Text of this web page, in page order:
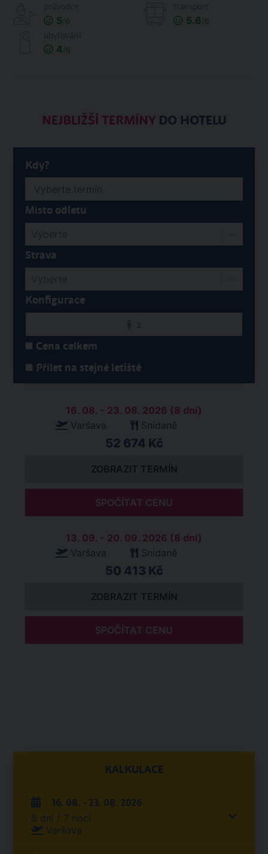
5/6 5.6/6
4/6
NEJBLIŽŠÍ TERMÍNYDO HOTELU
Kdy?
Místo odletu
Strava
Konfigurace
Cena celkem
Přílet na stejné letiště
16. 08. - 23. 08. 2026 (8 dní)
Varšava
Snídaně
52 674 Kč
ZOBRAZIT TERMÍN
SPOČÍTAT CENU
13. 09. - 20. 09. 2026 (8 dní)
Varšava
Snídaně
50 413 Kč
ZOBRAZIT TERMÍN
SPOČÍTAT CENU
KALKULACE
16. 08. - 23. 08. 2026
8 dní / 7 nocí
Varšava